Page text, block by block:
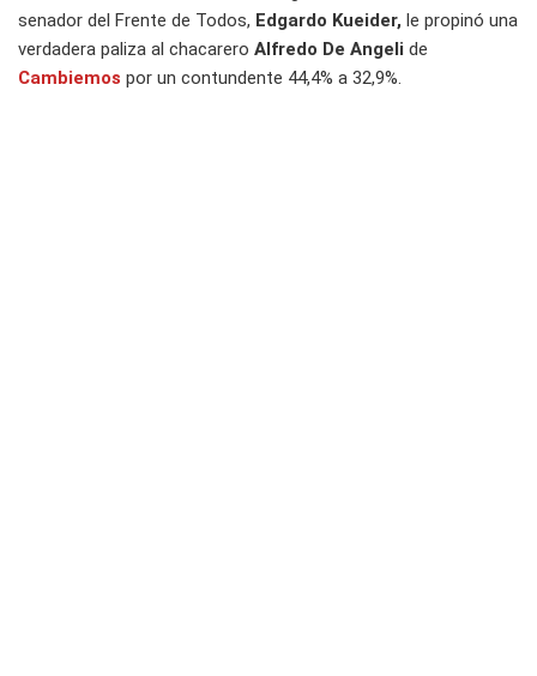
senador del Frente de Todos, Edgardo Kueider, le propinó una
verdadera paliza al chacarero Alfredo De Angeli de
Cambiemos por un contundente 44,4% a 32,9%.